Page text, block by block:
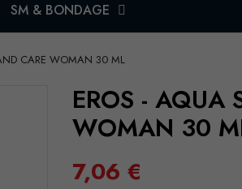
SM & BONDAGE
CARE WOMAN 30 ML
EROS - AQUA
WOMAN 30
7,06 €